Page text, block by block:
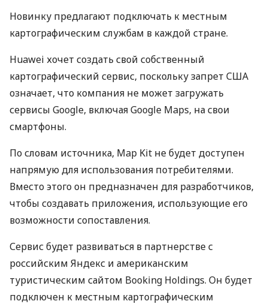
Новинку предлагают подключать к местным
картографическим службам в каждой стране.
Huawei хочет создать свой собственный
картографический сервис, поскольку запрет США
означает, что компания не может загружать
сервисы Google, включая Google Maps, на свои
смартфоны.
По словам источника, Map Kit не будет доступен
напрямую для использования потребителями.
Вместо этого он предназначен для разработчиков,
чтобы создавать приложения, использующие его
возможности сопоставления.
Сервис будет развиваться в партнерстве с
российским Яндекс и американским
туристическим сайтом Booking Holdings. Он будет
подключен к местным картографическим